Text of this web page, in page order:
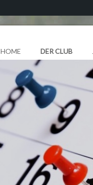
HOME DER CLUB